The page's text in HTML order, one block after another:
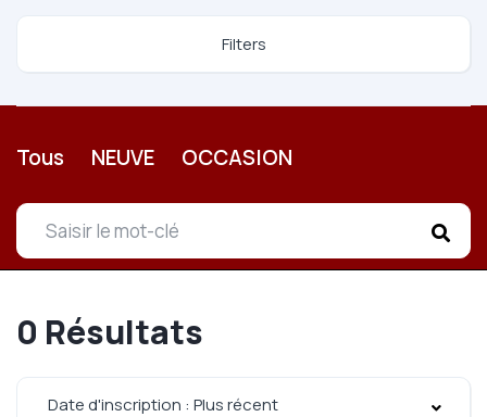
Filters
Tous NEUVE OCCASION
0 Résultats
Date d'inscription : Plus récent